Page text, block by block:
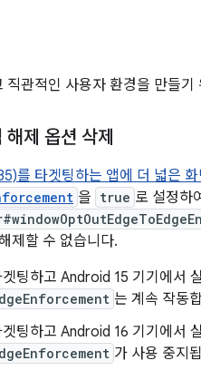
관적인 사용자 환경을 만들
제 옵션 삭제
를 타겟팅하는 앱에 더 넓은
을 true 로 설정하
제할 수 없습니다.
팅하고 Android 15 기기에서
는 계속 작동
팅하고 Android 16 기기에서
가 사용 중지